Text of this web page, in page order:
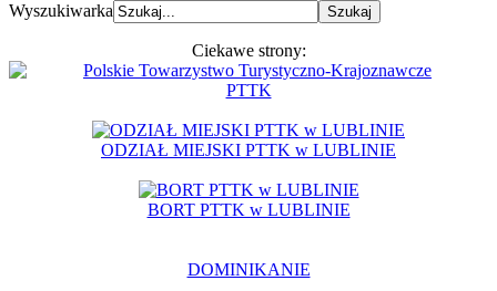
Wyszukiwarka
Ciekawe strony:
PTTK
ODZIAŁ MIEJSKI PTTK w LUBLINIE
BORT PTTK w LUBLINIE
DOMINIKANIE